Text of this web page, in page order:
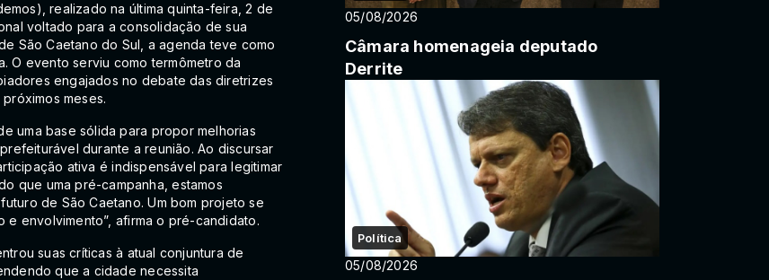
realizado na última quinta-feira, 2 de
voltado para a consolidação de sua
São Caetano do Sul, a agenda teve como
O evento serviu como termômetro da
engajados no debate das diretrizes
meses.
uma base sólida para propor melhorias
durante a reunião. Ao discursar
ativa é indispensável para legitimar
que uma pré-campanha, estamos
de São Caetano. Um bom projeto se
envolvimento”, afirma o pré-candidato.
suas críticas à atual conjuntura de
que a cidade necessita
05/08/2026
Câmara homenageia deputado
Derrite
Política
05/08/2026